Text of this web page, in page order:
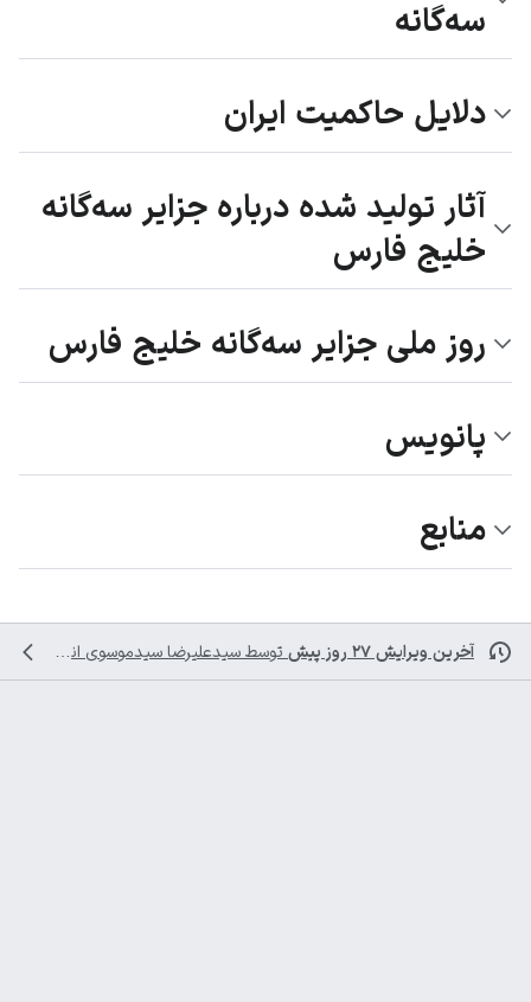
سه‌گانه
دلایل حاکمیت ایران
آثار تولید شده درباره جزایر سه‌گانه
خلیج فارس
روز ملی جزایر سه‌گانه خلیج فارس
پانویس
منابع
آخرین ویرایش ۲۷ روز پیش توسط سیدعلیرضا سیدموسوی انجام شده است